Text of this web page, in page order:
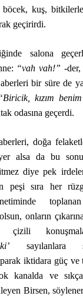
böcek, kuş,
geçirirdi.
salona
“vah vah!” -der,
bir süre de
kızım
odasına geçerdi.
doğa
alsa da bu
diye pek
peşi sıra her
onların
çizili
sayılanlara
iktidara güç ve
kanalda ve
Birsen,